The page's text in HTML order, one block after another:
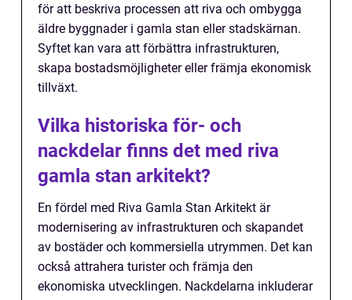
för att beskriva processen att riva och ombygga
äldre byggnader i gamla stan eller stadskärnan.
Syftet kan vara att förbättra infrastrukturen,
skapa bostadsmöjligheter eller främja ekonomisk
tillväxt.
Vilka historiska för- och
nackdelar finns det med riva
gamla stan arkitekt?
En fördel med Riva Gamla Stan Arkitekt är
modernisering av infrastrukturen och skapandet
av bostäder och kommersiella utrymmen. Det kan
också attrahera turister och främja den
ekonomiska utvecklingen. Nackdelarna inkluderar